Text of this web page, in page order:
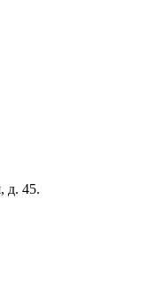
д. 45.